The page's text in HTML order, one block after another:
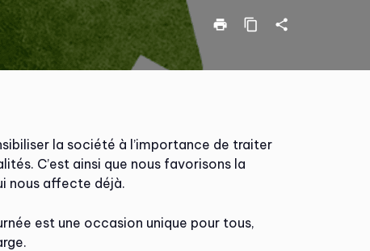
print content_copy share
la société à l’importance de traiter
C’est ainsi que nous favorisons la
nous affecte déjà.
est une occasion unique pour tous,